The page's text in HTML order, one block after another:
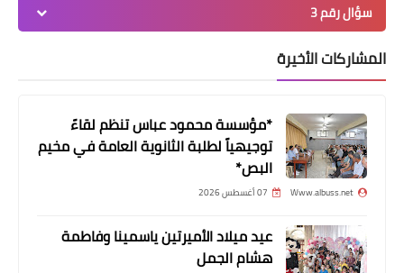
سؤال رقم 3
المشاركات الأخيرة
*مؤسسة محمود عباس تنظم لقاءً
توجيهياً لطلبة الثانوية العامة في مخيم
البص*
Www.albuss.net 07 أغسطس 2026
عيد ميلاد الأميرتين ياسمينا وفاطمة
هشام الجمل